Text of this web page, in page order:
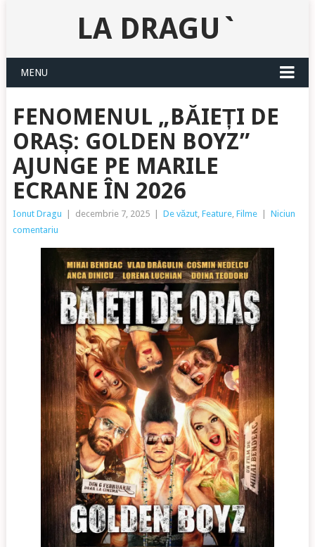
LA DRAGU`
MENU
FENOMENUL „BĂIEȚI DE
ORAȘ: GOLDEN BOYZ”
AJUNGE PE MARILE
ECRANE ÎN 2026
Ionut Dragu decembrie 7, 2025 De văzut, Feature, Filme
Niciun
comentariu